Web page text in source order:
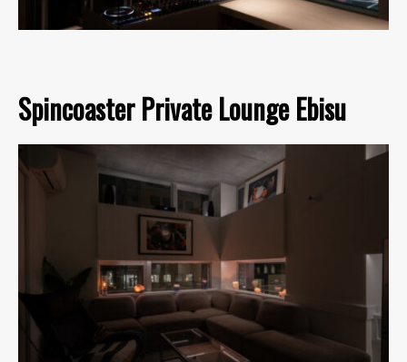
Spincoaster Private Lounge Ebisu